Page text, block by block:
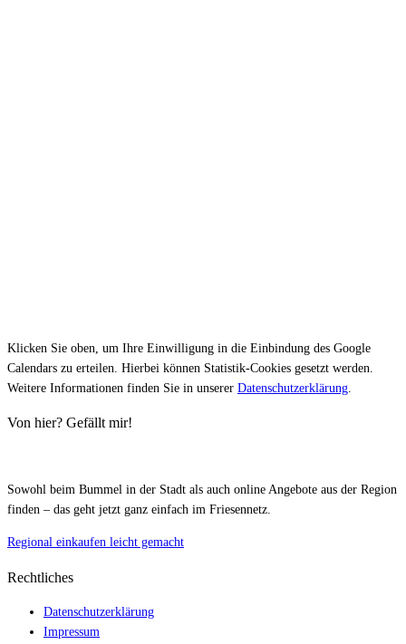
Klicken Sie oben, um Ihre Einwilligung in die Einbindung des Google
Calendars zu erteilen. Hierbei können Statistik-Cookies gesetzt werden.
Weitere Informationen finden Sie in unserer Datenschutzerklärung
Von hier? Gefällt mir!
Sowohl beim Bummel in der Stadt als auch online Angebote aus der Region
finden – das geht jetzt ganz einfach im Friesennetz.
Regional einkaufen leicht gemacht
Rechtliches
Datenschutzerklärung
Impressum